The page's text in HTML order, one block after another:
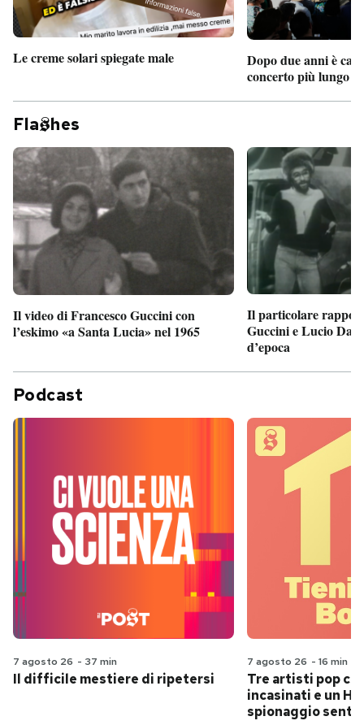
Le creme solari spiegate male
Dopo due anni è
concerto più lungo
Fla hes
Il video di Francesco Guccini con
l’eskimo «a Santa Lucia» nel 1965
Il particolare
Guccini e Lucio
d’epoca
Podcast
7 agosto 26 - 37 min
Il difficile mestiere di ripetersi
7 agosto 26 - 16 min
Tre artisti pop
incasinati e un
spionaggio